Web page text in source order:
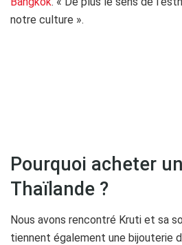
notre culture ».
Pourquoi acheter
Thaïlande ?
Nous avons rencontré Kruti et sa
tiennent également une bijouterie